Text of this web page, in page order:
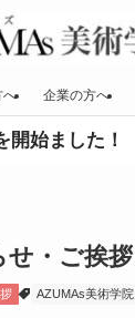
へ 企業の方へ
！
せ・ご挨拶
AZUMAs美術学院